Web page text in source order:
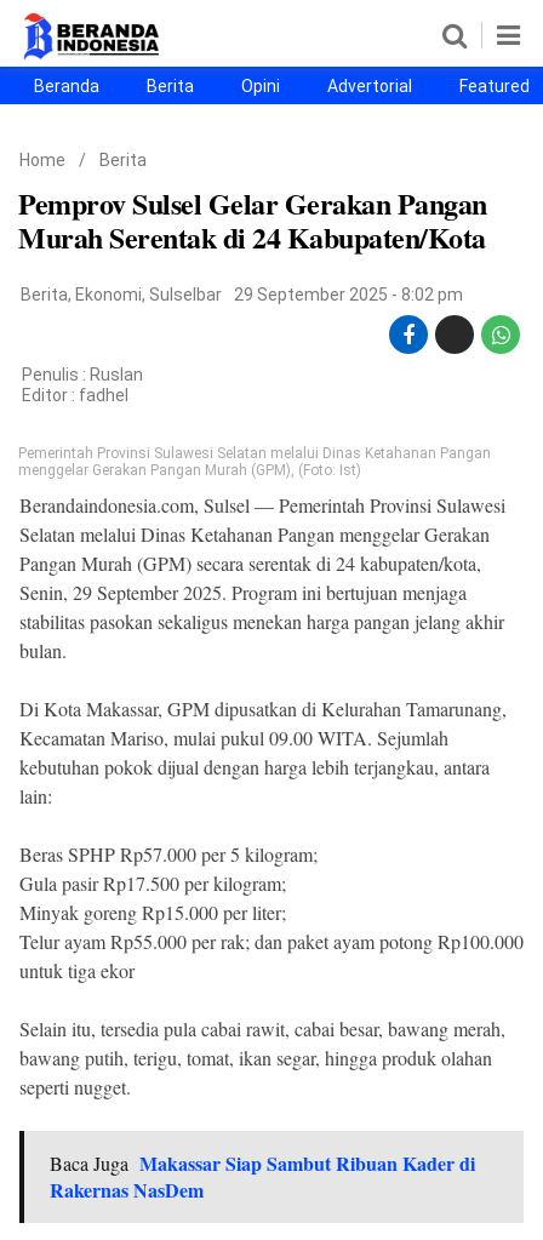
Beranda
Berita
Opini
Advertorial
Featured
Beranda25
SEGMEN
Nusantara
Jabodetabek
Sulselbar
Kota Makassar
©
2026
Beranda
Indonesia
.
Right
Reserved
Beranda Berita Opini Advertorial Featured
Home / Berita
Pemprov Sulsel Gelar Gerakan Pangan
Murah Serentak di 24 Kabupaten/Kota
Berita, Ekonomi, Sulselbar 29 September 2025 - 8:02 pm
Penulis : Ruslan
Editor : fadhel
Pemerintah Provinsi Sulawesi Selatan melalui Dinas Ketahanan Pangan
menggelar Gerakan Pangan Murah (GPM), (Foto: Ist)
Berandaindonesia.com, Sulsel — Pemerintah Provinsi Sulawesi
Selatan melalui Dinas Ketahanan Pangan menggelar Gerakan
Pangan Murah (GPM) secara serentak di 24 kabupaten/kota,
Senin, 29 September 2025. Program ini bertujuan menjaga
stabilitas pasokan sekaligus menekan harga pangan jelang akhir
bulan.
Di Kota Makassar, GPM dipusatkan di Kelurahan Tamarunang,
Kecamatan Mariso, mulai pukul 09.00 WITA. Sejumlah
kebutuhan pokok dijual dengan harga lebih terjangkau, antara
lain:
Beras SPHP Rp57.000 per 5 kilogram;
Gula pasir Rp17.500 per kilogram;
Minyak goreng Rp15.000 per liter;
Telur ayam Rp55.000 per rak; dan paket ayam potong Rp100.000
untuk tiga ekor
Selain itu, tersedia pula cabai rawit, cabai besar, bawang merah,
bawang putih, terigu, tomat, ikan segar, hingga produk olahan
seperti nugget.
Baca Juga Makassar Siap Sambut Ribuan Kader di
Rakernas NasDem